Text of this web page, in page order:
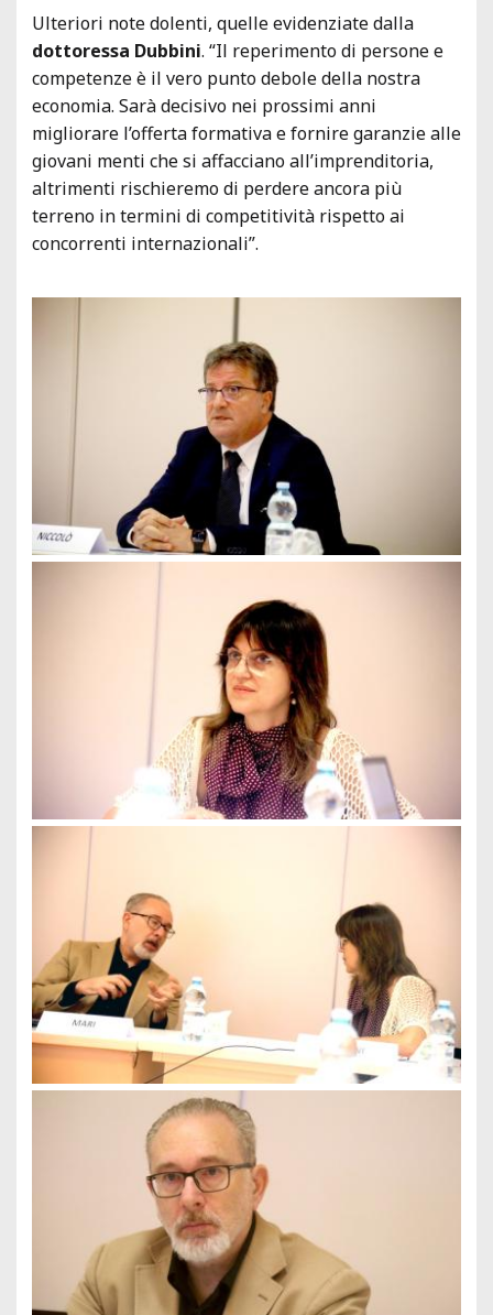
Ulteriori note dolenti, quelle evidenziate dalla
dottoressa Dubbini. “Il reperimento di persone e
competenze è il vero punto debole della nostra
economia. Sarà decisivo nei prossimi anni
migliorare l’offerta formativa e fornire garanzie alle
giovani menti che si affacciano all’imprenditoria,
altrimenti rischieremo di perdere ancora più
terreno in termini di competitività rispetto ai
concorrenti internazionali”.